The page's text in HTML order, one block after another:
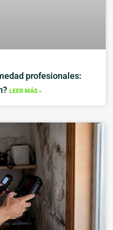
profesionales:
LEER MÁS »